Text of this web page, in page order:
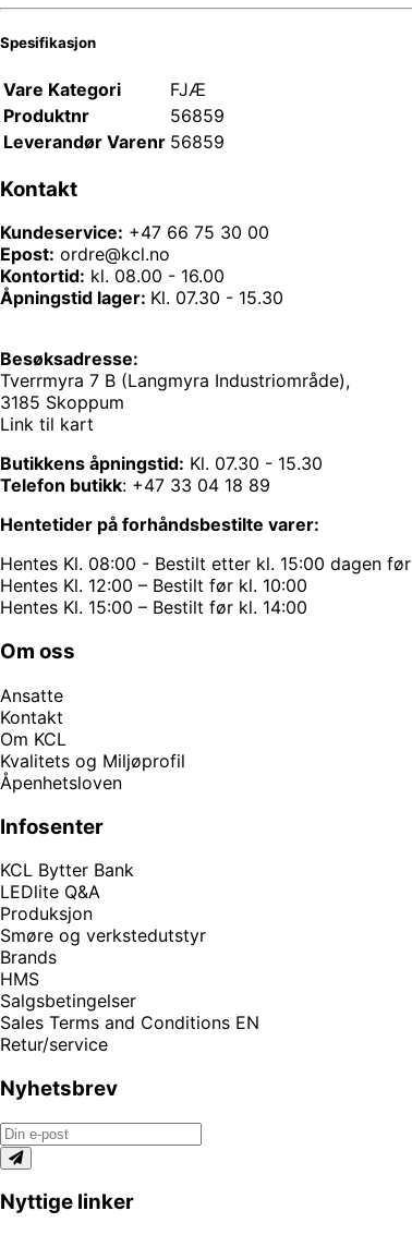
Spesifikasjon
Vare Kategori
FJÆ
Produktnr
56859
Leverandør Varenr 56859
Kontakt
Kundeservice: +47 66 75 30 00
Epost: ordre@kcl.no
Kontortid: kl. 08.00 - 16.00
Åpningstid lager: Kl. 07.30 - 15.30
Besøksadresse:
Tverrmyra 7 B (Langmyra Industriområde),
3185 Skoppum
Link til kart
Butikkens åpningstid: Kl. 07.30 - 15.30
Telefon butikk: +47 33 04 18 89
Hentetider på forhåndsbestilte varer:
Hentes Kl. 08:00 - Bestilt etter kl. 15:00 dagen før
Hentes Kl. 12:00 – Bestilt før kl. 10:00
Hentes Kl. 15:00 – Bestilt før kl. 14:00
Om oss
Ansatte
Kontakt
Om KCL
Kvalitets og Miljøprofil
Åpenhetsloven
Infosenter
KCL Bytter Bank
LEDlite Q&A
Produksjon
Smøre og verkstedutstyr
Brands
HMS
Salgsbetingelser
Sales Terms and Conditions EN
Retur/service
Nyhetsbrev
Nyttige linker